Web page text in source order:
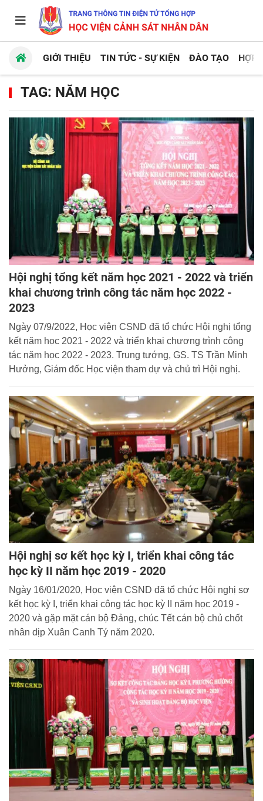
GIỚI THIỆU TIN TỨC - SỰ KIỆN ĐÀO TẠO HỢP
TAG: NĂM HỌC
Hội nghị tổng kết năm học 2021 - 2022 và triển
khai chương trình công tác năm học 2022 -
2023
Ngày 07/9/2022, Học viện CSND đã tổ chức Hội nghị tổng
kết năm học 2021 - 2022 và triển khai chương trình công
tác năm học 2022 - 2023. Trung tướng, GS. TS Trần Minh
Hưởng, Giám đốc Học viện tham dự và chủ trì Hội nghị.
Hội nghị sơ kết học kỳ I, triển khai công tác
học kỳ II năm học 2019 - 2020
Ngày 16/01/2020, Học viện CSND đã tổ chức Hội nghị sơ
kết học kỳ I, triển khai công tác học kỳ II năm học 2019 -
2020 và gặp mặt cán bộ Đảng, chúc Tết cán bộ chủ chốt
nhân dịp Xuân Canh Tý năm 2020.